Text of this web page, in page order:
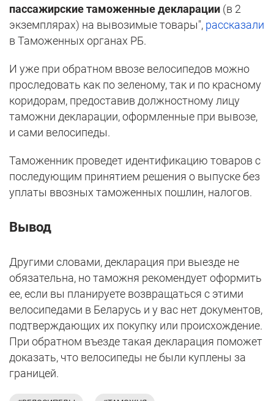
пассажирские таможенные декларации (в 2
экземплярах) на вывозимые товары", рассказали
в Таможенных органах РБ.
И уже при обратном ввозе велосипедов можно
проследовать как по зеленому, так и по красному
коридорам, предоставив должностному лицу
таможни декларации, оформленные при вывозе,
и сами велосипеды.
Таможенник проведет идентификацию товаров с
последующим принятием решения о выпуске без
уплаты ввозных таможенных пошлин, налогов.
Вывод
Другими словами, декларация при выезде не
обязательна, но таможня рекомендует оформить
ее, если вы планируете возвращаться с этими
велосипедами в Беларусь и у вас нет документов,
подтверждающих их покупку или происхождение.
При обратном въезде такая декларация поможет
доказать, что велосипеды не были куплены за
границей.